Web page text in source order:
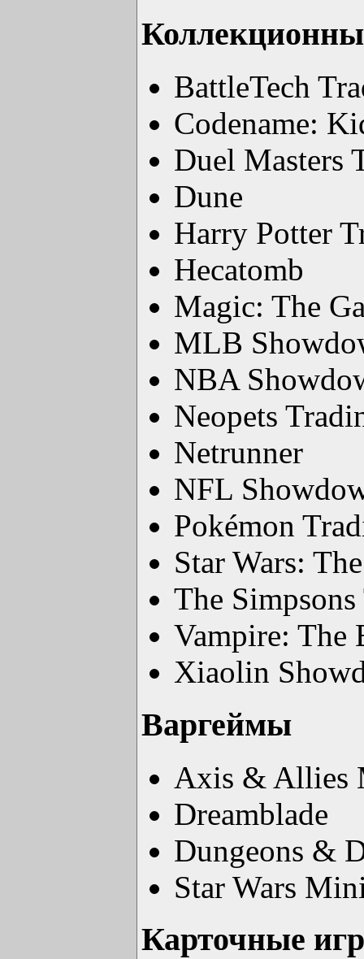
BattleTech
Codename:
Duel Masters
Dune
Harry Potter
Hecatomb
Magic: The
MLB
NBA
Neopets
Netrunner
NFL
Pokémon
Star Wars:
The
Vampire: The
Xiaolin
Варгеймы
Axis & Allies
Dreamblade
Dungeons &
Star Wars
Карточные